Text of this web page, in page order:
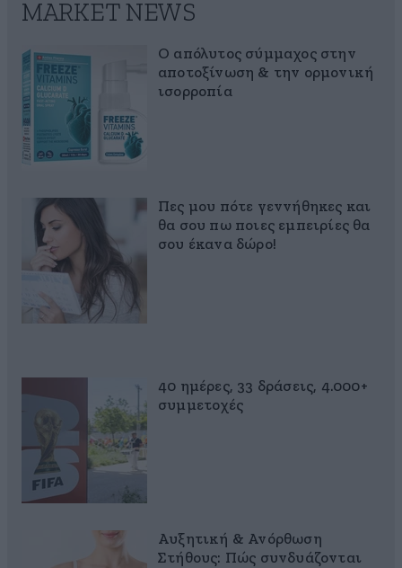
MARKET NEWS
Ο απόλυτος σύμμαχος στην
αποτοξίνωση & την ορμονική
ισορροπία
Πες μου πότε γεννήθηκες και
θα σου πω ποιες εμπειρίες θα
σου έκανα δώρο!
40 ημέρες, 33 δράσεις, 4.000+
συμμετοχές
Αυξητική & Ανόρθωση
Στήθους: Πώς συνδυάζονται